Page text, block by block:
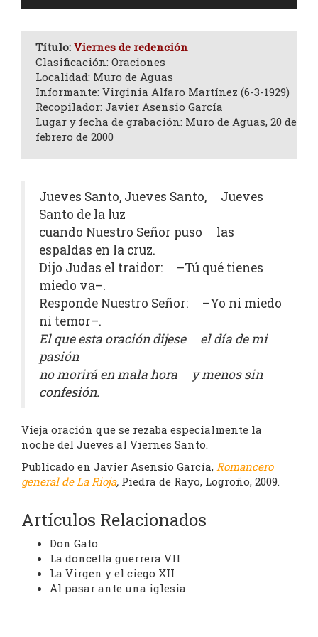
Título: Viernes de redención
Clasificación: Oraciones
Localidad: Muro de Aguas
Informante: Virginia Alfaro Martínez (6-3-1929)
Recopilador: Javier Asensio García
Lugar y fecha de grabación: Muro de Aguas, 20 de
febrero de 2000
Jueves Santo, Jueves Santo, Jueves
Santo de la luz
cuando Nuestro Señor puso las
espaldas en la cruz.
Dijo Judas el traidor: –Tú qué tienes
miedo va–.
Responde Nuestro Señor: –Yo ni miedo
ni temor–.
El que esta oración dijese el día de mi
pasión
no morirá en mala hora y menos sin
confesión.
Vieja oración que se rezaba especialmente la
noche del Jueves al Viernes Santo.
Publicado en Javier Asensio García, Romancero
general de La Rioja, Piedra de Rayo, Logroño, 2009.
Artículos Relacionados
Don Gato
La doncella guerrera VII
La Virgen y el ciego XII
Al pasar ante una iglesia